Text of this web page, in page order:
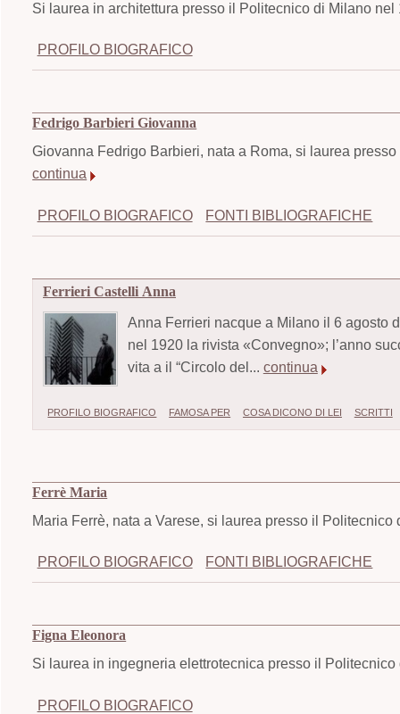
Si laurea in architettura presso il Politecnico di Milano
PROFILO BIOGRAFICO
Fedrigo Barbieri Giovanna
Giovanna Fedrigo Barbieri, nata a Roma, si laurea
continua
PROFILO BIOGRAFICO FONTI BIBLIOGRAFICHE
Ferrieri Castelli Anna
Anna Ferrieri nacque a Milano il 6 agosto
nel 1920 la rivista «Convegno»; l’anno
vita a il “Circolo del... continua
PROFILO BIOGRAFICO FAMOSA PER COSA DICONO DI LEI SCRITTI
Ferrè Maria
Maria Ferrè, nata a Varese, si laurea presso il
PROFILO BIOGRAFICO FONTI BIBLIOGRAFICHE
Figna Eleonora
Si laurea in ingegneria elettrotecnica presso il
PROFILO BIOGRAFICO